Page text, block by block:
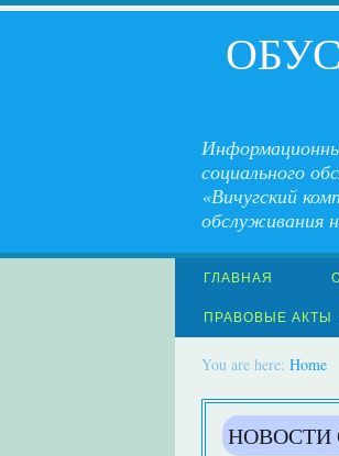
социального
«Вичугский
обслуживания
ГЛАВНАЯ
ПРАВОВЫЕ АКТЫ
You are here: Home
НОВОСТИ